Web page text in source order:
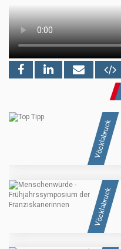
Vöcklabruck
Vöcklabruck